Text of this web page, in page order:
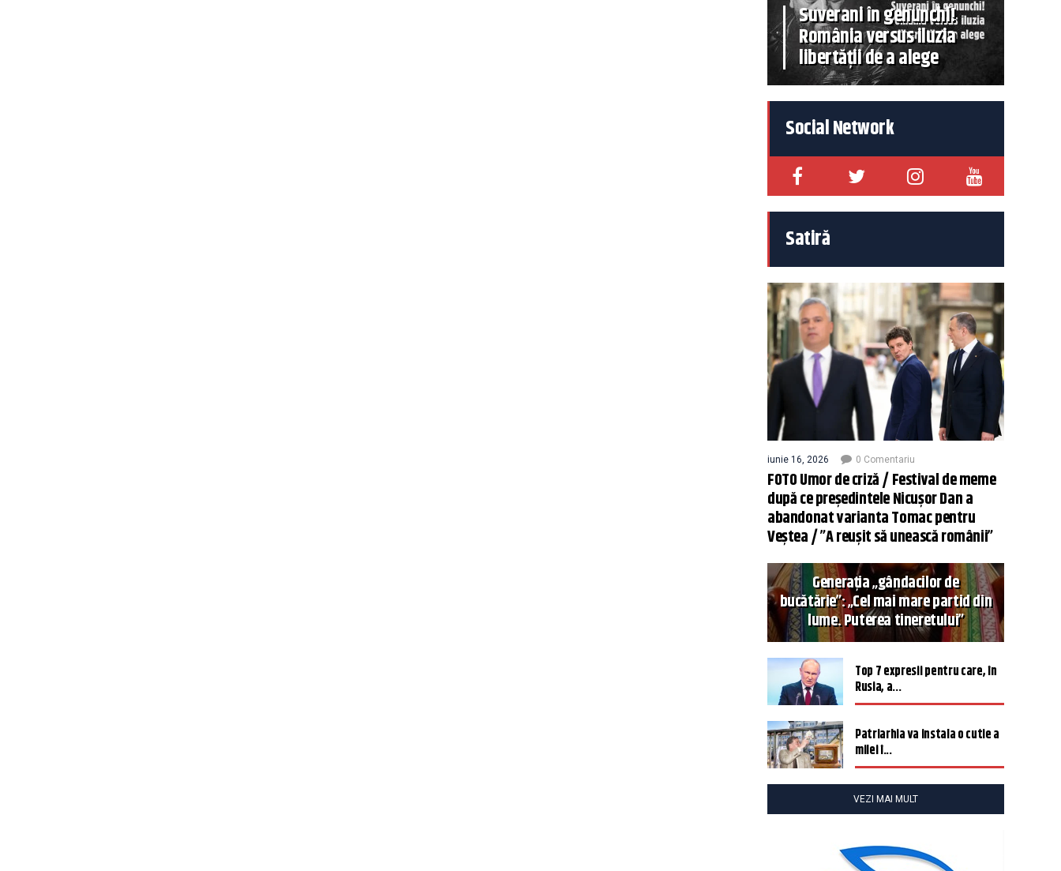
Suverani în genunchi!
România versus iluzia
libertății de a alege
Social Network
Satiră
iunie 16, 2026 0 Comentariu
FOTO Umor de criză / Festival de meme
după ce președintele Nicușor Dan a
abandonat varianta Tomac pentru
Veștea / ”A reușit să unească românii”
Generația „gândacilor de
bucătărie”: „Cel mai mare partid din
lume. Puterea tineretului”
Top 7 expresii pentru care, în
Rusia, a...
Patriarhia va instala o cutie a
milei î...
VEZI MAI MULT